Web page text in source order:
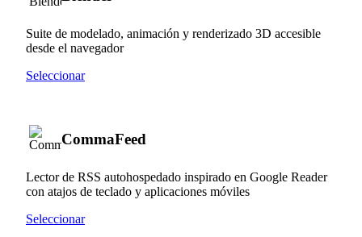
Suite de modelado, animación y renderizado 3D accesible
desde el navegador
Seleccionar
CommaFeed
Lector de RSS autohospedado inspirado en Google Reader
con atajos de teclado y aplicaciones móviles
Seleccionar